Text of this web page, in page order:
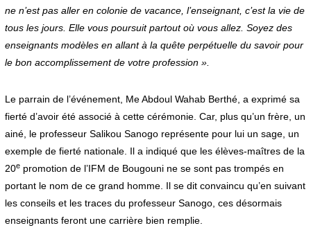
ne n’est pas aller en colonie de vacance, l’enseignant, c’est la vie de
tous les jours. Elle vous poursuit partout où vous allez. Soyez des
enseignants modèles en allant à la quête perpétuelle du savoir pour
le bon accomplissement de votre profession ».
Le parrain de l’événement, Me Abdoul Wahab Berthé, a exprimé sa
fierté d’avoir été associé à cette cérémonie. Car, plus qu’un frère, un
ainé, le professeur Salikou Sanogo représente pour lui un sage, un
exemple de fierté nationale. Il a indiqué que les élèves-maîtres de la
20epromotion de l’IFM de Bougouni ne se sont pas trompés en
portant le nom de ce grand homme. Il se dit convaincu qu’en suivant
les conseils et les traces du professeur Sanogo, ces désormais
enseignants feront une carrière bien remplie.